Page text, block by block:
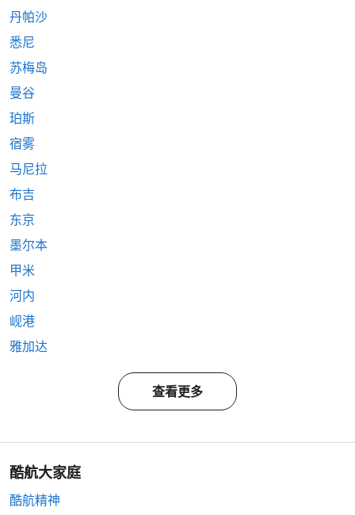
丹帕沙
悉尼
苏梅岛
曼谷
珀斯
宿雾
马尼拉
布吉
东京
墨尔本
甲米
河内
岘港
雅加达
查看更多
酷航大家庭
酷航精神